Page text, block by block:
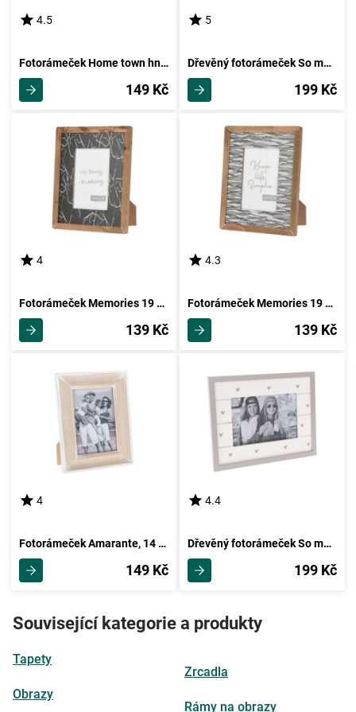
4.5
Fotorámeček Home town hnědá, 19 x 21 cm
149 Kč
5
Dřevěný fotorámeček So much hearts hnědá, 22 x 17 cm
199 Kč
4
Fotorámeček Memories 19 x 24 x 1,5 cm, In loving memory
139 Kč
4.3
Fotorámeček Memories 19 x 24 x 1,5 cm, Keeplife simple
139 Kč
4
Fotorámeček Amarante, 14 x 18 x 1,5 cm
149 Kč
4.4
Dřevěný fotorámeček So much hearts bílá, 22 x 17 cm
199 Kč
Související kategorie a produkty
Tapety
Obrazy
Zrcadla
Rámy na obrazy